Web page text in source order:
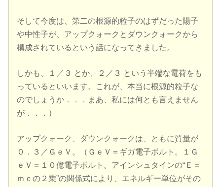
そして今度は、第二の根源的粒子のはずだった陽子
や中性子が、アップクォークとダウンクォークから
構成されているという話になってきました。
しかも、１／３ とか、２／３ という半端な電荷をも
っているといいます。これが、本当に根源的粒子な
のでしょうか．．．まあ、私には何とも言えません
が．．．）
アップクォーク、ダウンクォークは、ともに質量が
０．３／ＧｅＶ。（ＧｅＶ＝ギガ電子ボルト。１Ｇ
ｅＶ＝１０億電子ボルト。アインシュタインの“Ｅ＝
ｍｃの２乗”の関係式により、エネルギー単位がその